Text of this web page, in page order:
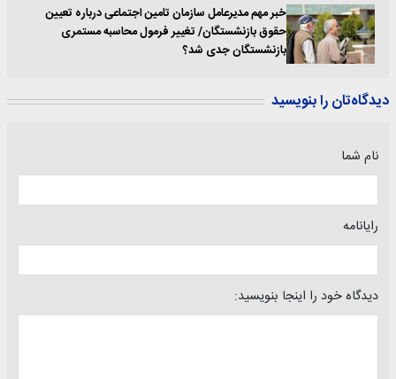
خبر مهم مدیرعامل سازمان تامین اجتماعی درباره تعیین
حقوق بازنشستگان/ تغییر فرمول محاسبه مستمری
بازنشستگان جدی شد؟
دیدگاه‌تان را بنویسید
نام شما
رایانامه
دیدگاه خود را اینجا بنویسید: